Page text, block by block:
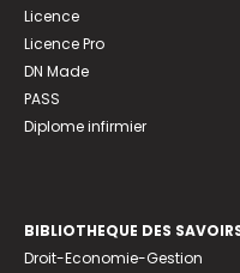
Licence
Licence Pro
DN Made
PASS
Diplome infirmier
BIBLIOTHEQUE DES
Droit-Economie-Gestion